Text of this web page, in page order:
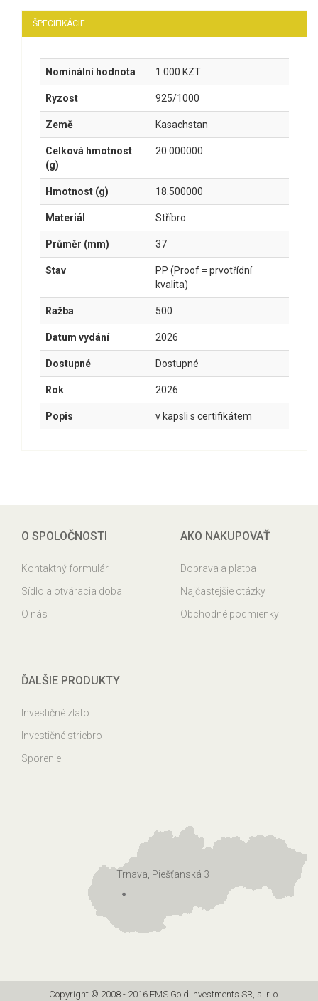
ŠPECIFIKÁCIE
Nominální hodnota 1.000 KZT
Ryzost 925/1000
Země Kasachstan
Celková hmotnost
(g)
20.000000
Hmotnost (g) 18.500000
Materiál Stříbro
Průměr (mm) 37
Stav
PP (Proof = prvotřídní
kvalita)
Ražba 500
Datum vydání 2026
Dostupné Dostupné
Rok 2026
Popis v kapsli s certifikátem
O SPOLOČNOSTI
Kontaktný formulár
Sídlo a otváracia doba
O nás
AKO NAKUPOVAŤ
Doprava a platba
Najčastejšie otázky
Obchodné podmienky
ĎALŠIE PRODUKTY
Investičné zlato
Investičné striebro
Sporenie
Trnava, Piešťanská 3
Copyright © 2008 - 2016 EMS Gold Investments SR, s. r. o.